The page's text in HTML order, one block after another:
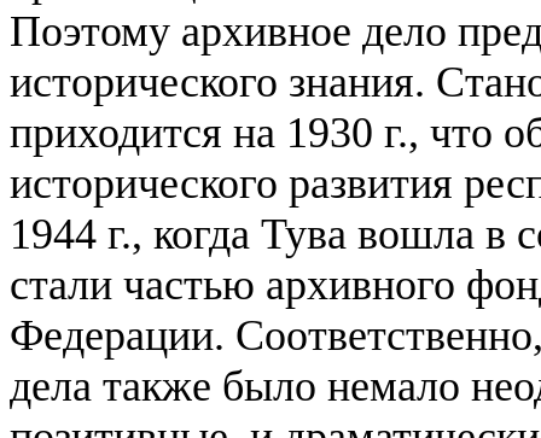
Поэтому архивное дело
исторического знания. С
приходится на 1930 г., что
исторического развития
1944 г., когда Тува вошла
стали частью архивного
Федерации.
дела также было немало